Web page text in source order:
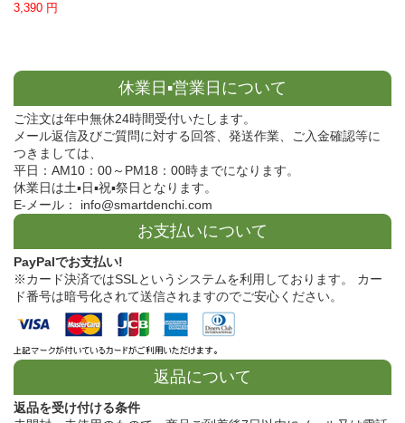
3,390 円
休業日▪営業日について
ご注文は年中無休24時間受付いたします。
メール返信及びご質問に対する回答、発送作業、ご入金確認等に
つきましては、
平日：AM10：00～PM18：00時までになります。
休業日は土▪日▪祝▪祭日となります。
E-メール： info@smartdenchi.com
お支払いについて
PayPalでお支払い!
※カード決済ではSSLというシステムを利用しております。 カー
ド番号は暗号化されて送信されますのでご安心ください。
返品について
返品を受け付ける条件